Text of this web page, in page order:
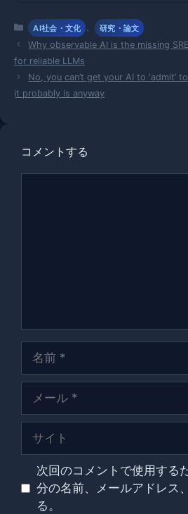
カ
テ
ゴ
リ
ー
AI社会・文化 、 研究・論文
Why observable AI is the missing
for reliable LLMs
No, you can’t get your AI to ‘admit’
it probably is anyway
コメントする
ル
次回のコメントで使用する
分の名前、メールアドレス
る。